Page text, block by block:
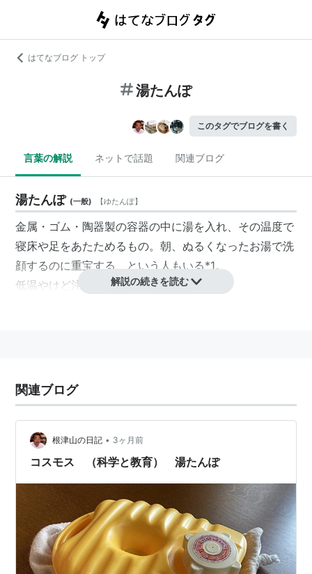
はてなブログ トップ
湯たんぽ
このタグでブログを書く
言葉の解説 ネットで話題 関連ブログ
湯たんぽ (一般) 【ゆたんぽ】
金属・ ゴム ・陶器製の容器の中に湯を入れ、その温度で
寝床や足をあたためるもの。朝、ぬるくなったお湯で洗
顔するのに重宝する、という人もいる*1。
低温やけど注意。
解説の続きを読む
関連ブログ
根津山の日記 • 3ヶ月前
コスモス （科学と教育） 湯たんぽ